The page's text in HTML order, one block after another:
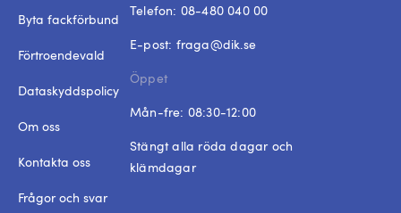
Byta fackförbund
Förtroendevald
Dataskyddspolicy
Om oss
Kontakta oss
Frågor och svar
Telefon: 08-480 040 00
E-post: fraga@dik.se
Öppet
Mån-fre: 08:30-12:00
Stängt alla röda dagar och
klämdagar